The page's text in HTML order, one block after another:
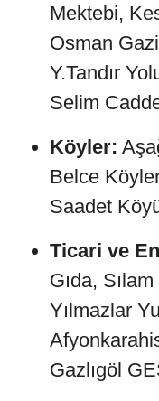
Mektebi,
Osman
Y.Tandır
Selim
Köyler:
Belce
Saadet
Ticari ve
Gıda,
Yılmazlar
Gazlıgöl